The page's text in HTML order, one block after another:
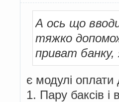
А ось що
тяжко
приват банку,
є модулі
1. Пару баксів